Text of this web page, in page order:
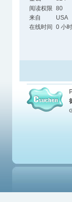
阅读权限 80
来自
USA
在线时间
0 小时